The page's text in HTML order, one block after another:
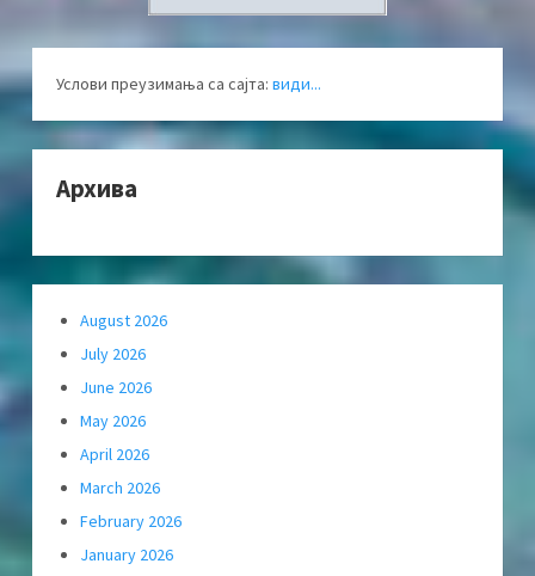
Услови преузимања са сајта: види...
Архива
August 2026
July 2026
June 2026
May 2026
April 2026
March 2026
February 2026
January 2026